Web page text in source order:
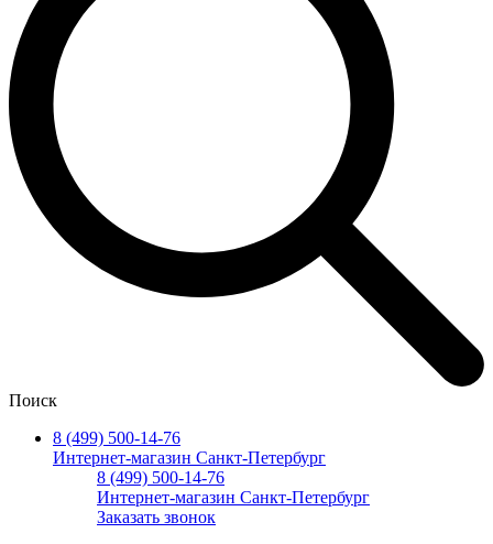
Поиск
8 (499) 500-14-76
Интернет-магазин Санкт-Петербург
8 (499) 500-14-76
Интернет-магазин Санкт-Петербург
Заказать звонок